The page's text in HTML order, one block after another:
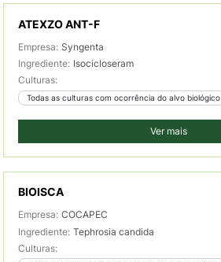
ATEXZO ANT-F
Empresa: Syngenta
Ingrediente: Isocicloseram
Culturas:
Todas as culturas com ocorrência do alvo biológico
Ver mais
BIOISCA
Empresa: COCAPEC
Ingrediente: Tephrosia candida
Culturas: